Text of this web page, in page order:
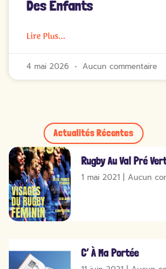
Des Enfants
Lire Plus...
4 mai 2026 Aucun commentaire
Actualités Récentes
Rugby Au Val Pré
1 mai 2021 Aucun
C’ À Ma Portée